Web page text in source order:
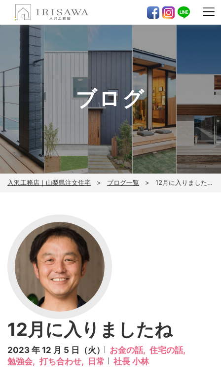
ブログ
入沢工務店｜山梨県注文住宅 ブログ一覧 12月に入りましたね
12月に入りましたね
2023 年 12 月 5 日（火） お金の話, 住宅の話,
勉強会, 打ち合わせ, 日常 社長 小林